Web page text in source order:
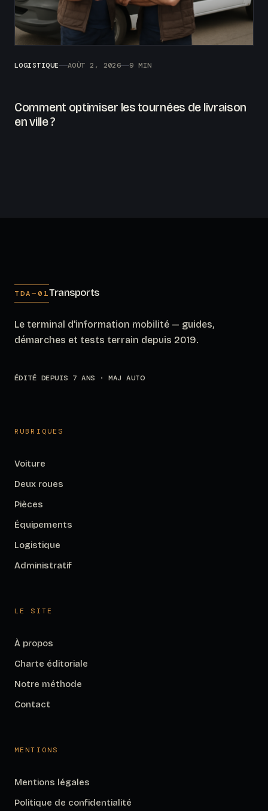
LOGISTIQUE AOÛT 2, 2026 9 MIN
Comment optimiser les tournées de livraison
en ville ?
TDA—01Transports
Le terminal d'information mobilité — guides,
démarches et tests terrain depuis 2019.
ÉDITÉ DEPUIS 7 ANS · MAJ AUTO
RUBRIQUES
Voiture
Deux roues
Pièces
Équipements
Logistique
Administratif
LE SITE
À propos
Charte éditoriale
Notre méthode
Contact
MENTIONS
Mentions légales
Politique de confidentialité